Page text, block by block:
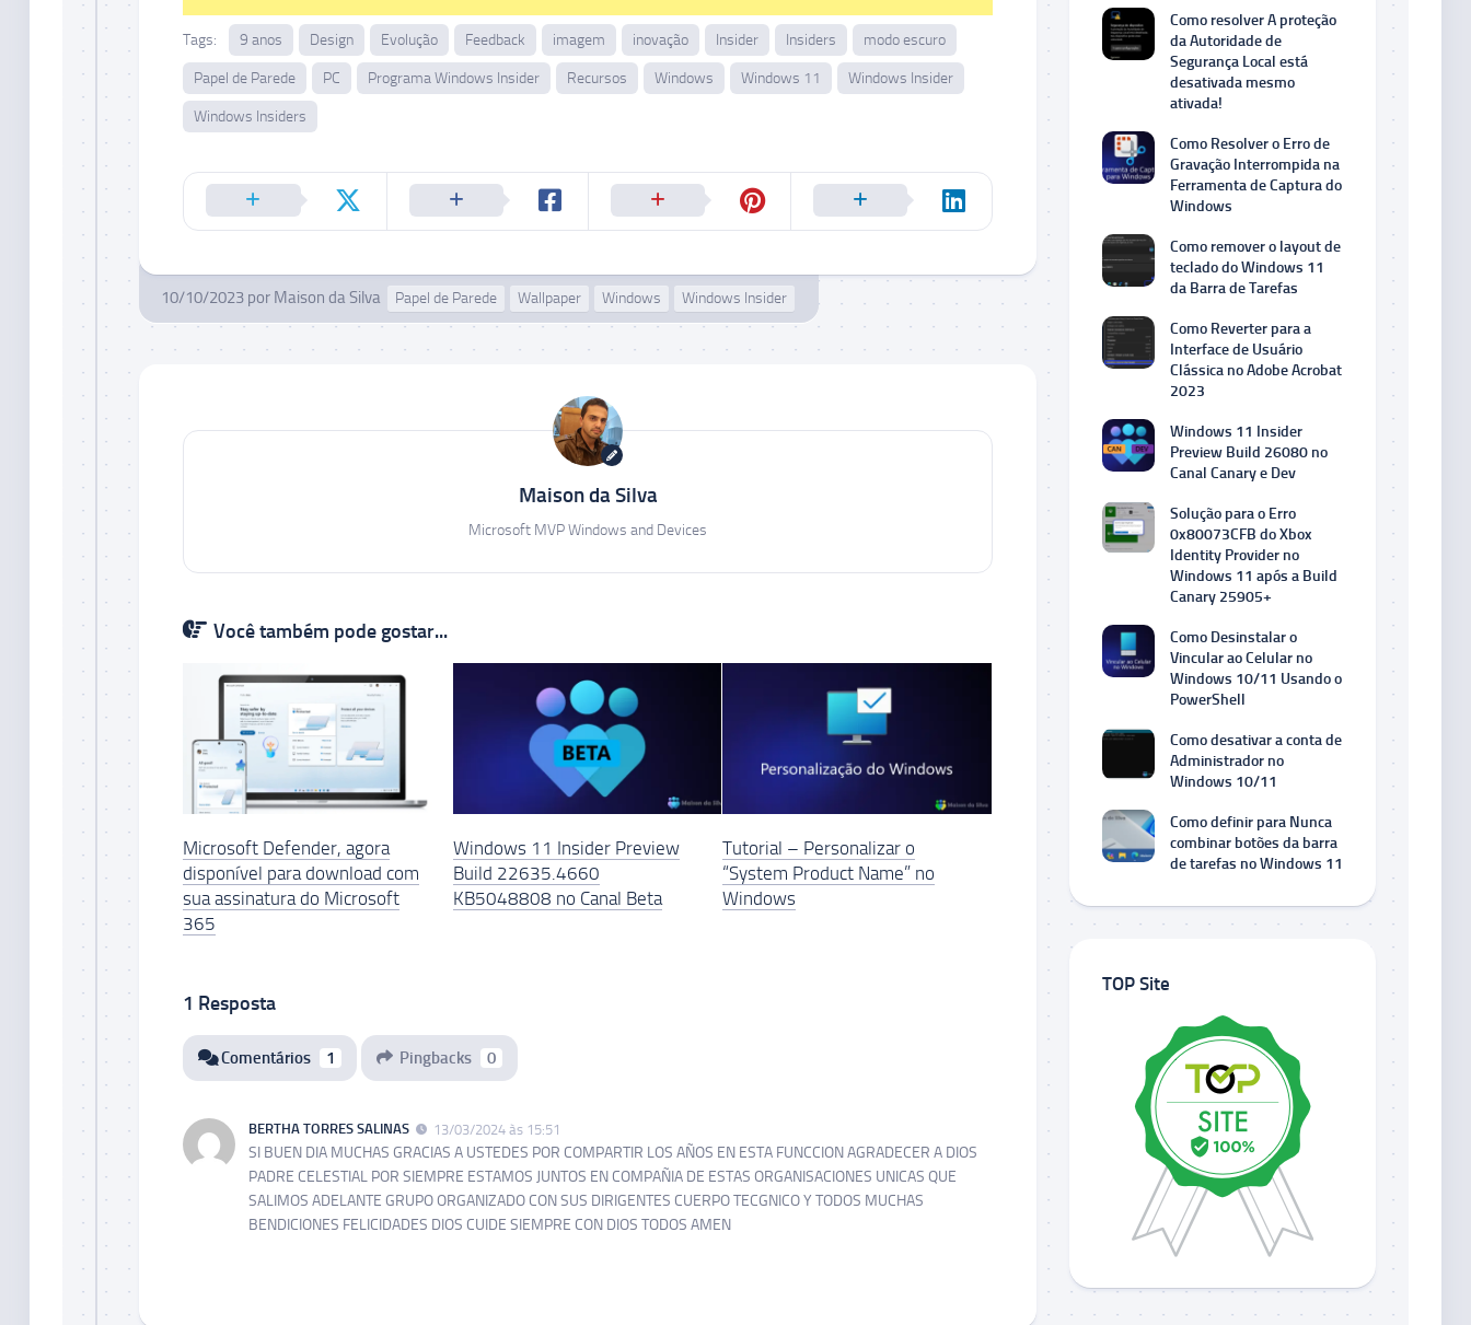
Tags: 9 anos Design Evolução Feedback imagem inovação Insider Insiders modo escuro
Papel de Parede PC Programa Windows Insider Recursos Windows Windows 11 Windows Insider
Windows Insiders
10/10/2023 por Maison da Silva Papel de Parede Wallpaper Windows Windows Insider
Maison da Silva
Microsoft MVP Windows and Devices
Você também pode gostar...
Microsoft Defender, agora
disponível para download com
sua assinatura do Microsoft
365
Windows 11 Insider Preview
Build 22635.4660
KB5048808 no Canal Beta
Tutorial – Personalizar o
“System Product Name” no
Windows
1 Resposta
Comentários 1 Pingbacks 0
BERTHA TORRES SALINAS 13/03/2024 às 15:51
SI BUEN DIA MUCHAS GRACIAS A USTEDES POR COMPARTIR LOS AÑOS EN ESTA FUNCCION AGRADECER A DIOS
PADRE CELESTIAL POR SIEMPRE ESTAMOS JUNTOS EN COMPAÑIA DE ESTAS ORGANISACIONES UNICAS QUE
SALIMOS ADELANTE GRUPO ORGANIZADO CON SUS DIRIGENTES CUERPO TECGNICO Y TODOS MUCHAS
BENDICIONES FELICIDADES DIOS CUIDE SIEMPRE CON DIOS TODOS AMEN
Como resolver A proteção
da Autoridade de
Segurança Local está
desativada mesmo
ativada!
Como Resolver o Erro de
Gravação Interrompida na
Ferramenta de Captura do
Windows
Como remover o layout de
teclado do Windows 11
da Barra de Tarefas
Como Reverter para a
Interface de Usuário
Clássica no Adobe Acrobat
2023
Windows 11 Insider
Preview Build 26080 no
Canal Canary e Dev
Solução para o Erro
0x80073CFB do Xbox
Identity Provider no
Windows 11 após a Build
Canary 25905+
Como Desinstalar o
Vincular ao Celular no
Windows 10/11 Usando o
PowerShell
Como desativar a conta de
Administrador no
Windows 10/11
Como definir para Nunca
combinar botões da barra
de tarefas no Windows 11
TOP Site